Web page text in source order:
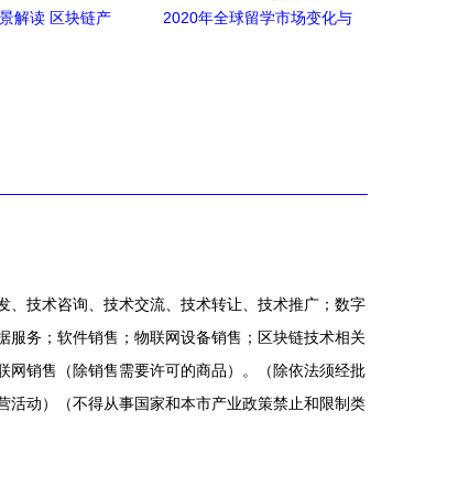
解读 区块链产
2020年全球留学市场变化与
、技术咨询、技术交流、技术转让、技术推广；数字
服务；软件销售；物联网设备销售；区块链技术相关
网销售（除销售需要许可的商品）。（除依法须经批
活动）（不得从事国家和本市产业政策禁止和限制类